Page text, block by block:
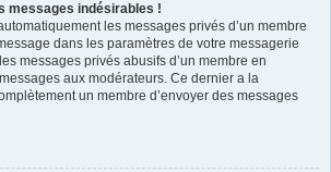
messages indésirables !
les messages privés d’un membre
dans les paramètres de votre messagerie
messages privés abusifs d’un membre en
aux modérateurs. Ce dernier a la
un membre d’envoyer des messages